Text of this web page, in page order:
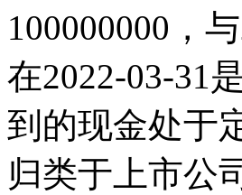
100000000，
在2022-03-31
到的现金处于
归类于上市公